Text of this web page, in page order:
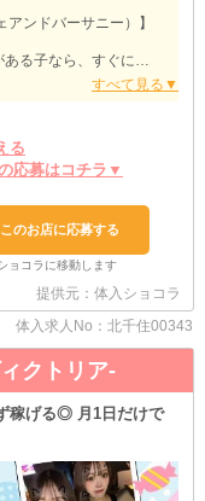
ンドバーサニー）】
る子なら、すぐに高
ゃいます♪
週末だけ』でも大丈
なくお仕事を続けられ
ますよ♪
る
応募はコチラ▼
このお店に応募する
提供元：体入ショコラ
体入求人No：北千住00343
クトリア-
稼げる◎ 月1日だけで